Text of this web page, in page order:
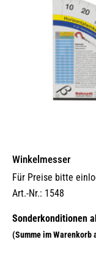
Winkelmesser
Für Preise bitte
Art.-Nr.: 1548